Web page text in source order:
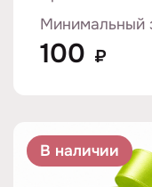
Минимальный
100 ₽
В наличии